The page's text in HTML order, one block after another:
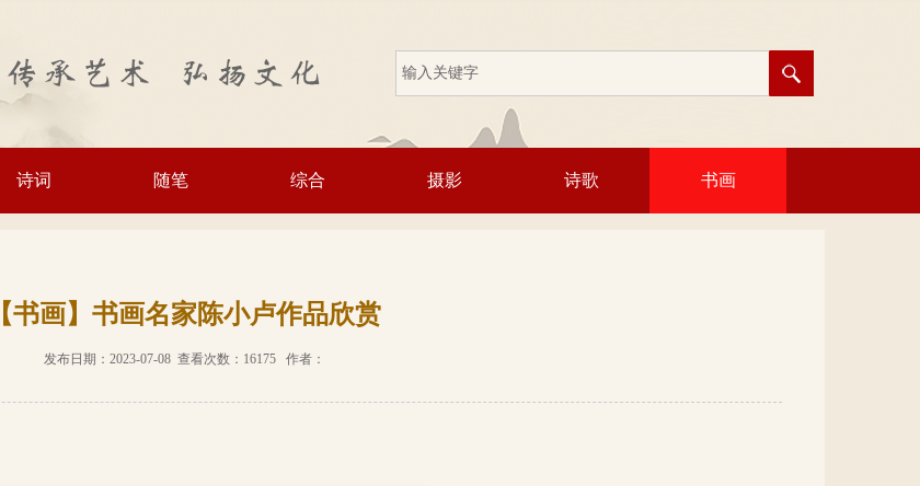
诗词 随笔 综合 摄影 诗歌 书画
【书画】书画名家陈小卢作品欣赏
发布日期：2023-07-08 查看次数：16175 作者：